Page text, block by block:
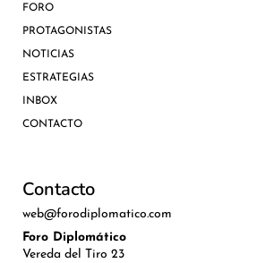
FORO
PROTAGONISTAS
NOTICIAS
ESTRATEGIAS
INBOX
CONTACTO
Contacto
web@forodiplomatico.com
Foro Diplomático
Vereda del Tiro 23